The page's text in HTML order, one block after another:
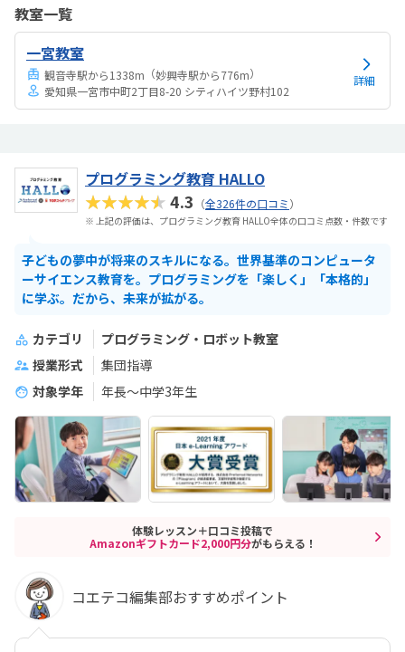
教室一覧
一宮教室
観音寺駅から1338m （妙興寺駅から776m）
愛知県一宮市中町2丁目8-20 シティハイツ野村102
詳細
プログラミング教育 HALLO
★★★★★4.3 （全326件の口コミ）
※ 上記の評価は、プログラミング教育 HALLO全体の口コミ点数・件数です
子どもの夢中が将来のスキルになる。世界基準のコンピュータ
ーサイエンス教育を。プログラミングを「楽しく」「本格的」
に学ぶ。だから、未来が拡がる。
カテゴリ
プログラミング・ロボット教室
授業形式
集団指導
対象学年
年長～中学3年生
体験レッスン＋口コミ投稿で
Amazonギフトカード2,000円分がもらえる！
コエテコ編集部おすすめポイント